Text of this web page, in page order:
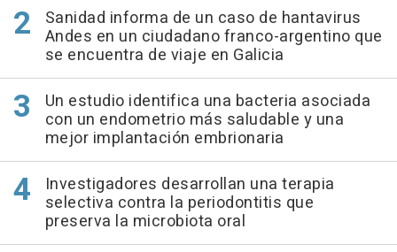
Sanidad informa de un caso de hantavirus
Andes en un ciudadano franco-argentino que
se encuentra de viaje en Galicia
Un estudio identifica una bacteria asociada
con un endometrio más saludable y una
mejor implantación embrionaria
Investigadores desarrollan una terapia
selectiva contra la periodontitis que
preserva la microbiota oral